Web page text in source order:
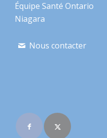
Équipe Santé Ontario
Niagara
Nous contacter